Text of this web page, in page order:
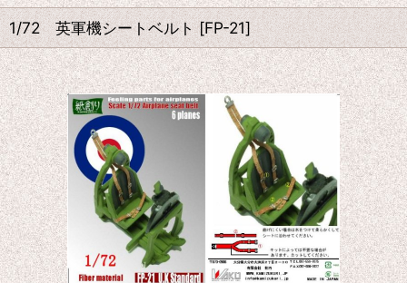
1/72 英軍機シートベルト [FP-21]